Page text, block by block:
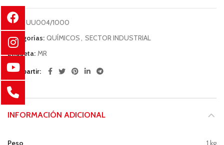
COD: UU004/1000
Categorías: QUÍMICOS, SECTOR INDUSTRIAL
Etiqueta: MR
Compartir
INFORMACIÓN ADICIONAL
Peso 1 kg